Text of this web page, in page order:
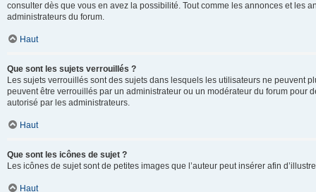
consulter dès que vous en avez la possibilité. Tout comme les annonces et les
administrateurs du forum.
Haut
Que sont les sujets verrouillés ?
Les sujets verrouillés sont des sujets dans lesquels les utilisateurs ne peuvent
peuvent être verrouillés par un administrateur ou un modérateur du forum pour
autorisé par les administrateurs.
Haut
Que sont les icônes de sujet ?
Les icônes de sujet sont de petites images que l’auteur peut insérer afin
Haut